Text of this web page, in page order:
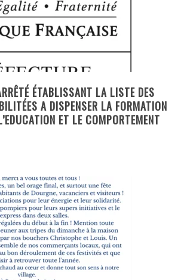
ÉTABLISSANT LA LISTE DES
A DISPENSER LA FORMATION
ET LE COMPORTEMENT